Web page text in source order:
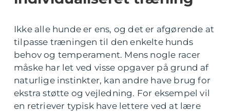
Ikke alle hunde er ens, og det er afgørende at
tilpasse træningen til den enkelte hunds
behov og temperament. Mens nogle racer
måske har let ved visse opgaver på grund af
naturlige instinkter, kan andre have brug for
ekstra støtte og vejledning. For eksempel vil
en retriever typisk have lettere ved at lære